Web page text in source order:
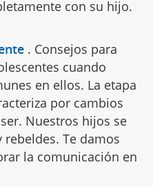
con su hijo.
. Consejos para
cuando
en ellos. La etapa
por cambios
Nuestros hijos se
Te damos
la comunicación en